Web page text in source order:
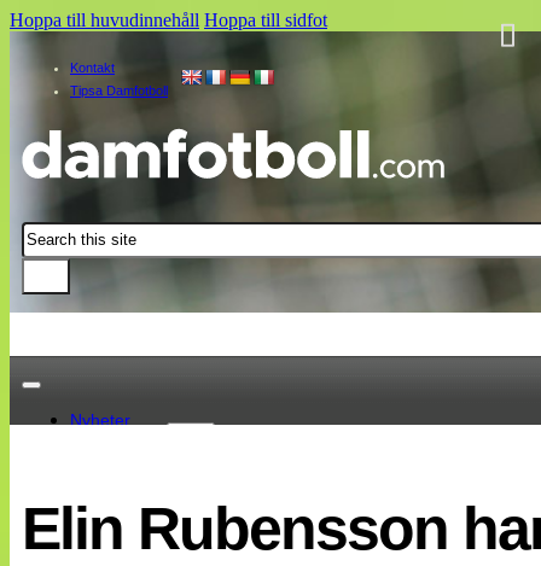
Hoppa till huvudinnehåll Hoppa till sidfot
Kontakt
Tipsa Damfotboll
Sök
Nyheter
Landslaget
EM 2013
Internationellt
Elin Rubensson